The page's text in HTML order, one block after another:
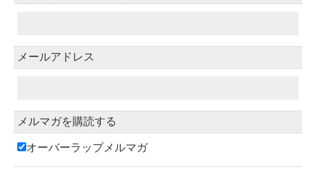
メールアドレス
メルマガを購読する
オーバーラップメルマガ